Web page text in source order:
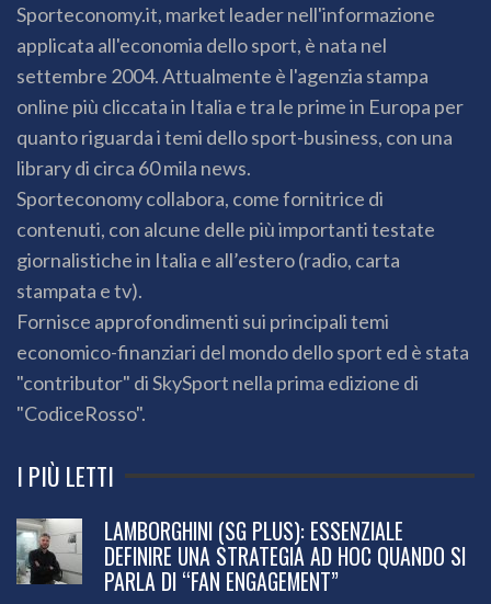
Sporteconomy.it, market leader nell'informazione
applicata all'economia dello sport, è nata nel
settembre 2004. Attualmente è l'agenzia stampa
online più cliccata in Italia e tra le prime in Europa per
quanto riguarda i temi dello sport-business, con una
library di circa 60 mila news.
Sporteconomy collabora, come fornitrice di
contenuti, con alcune delle più importanti testate
giornalistiche in Italia e all’estero (radio, carta
stampata e tv).
Fornisce approfondimenti sui principali temi
economico-finanziari del mondo dello sport ed è stata
"contributor" di SkySport nella prima edizione di
"CodiceRosso".
I PIÙ LETTI
LAMBORGHINI (SG PLUS): ESSENZIALE
DEFINIRE UNA STRATEGIA AD HOC QUANDO SI
PARLA DI “FAN ENGAGEMENT”